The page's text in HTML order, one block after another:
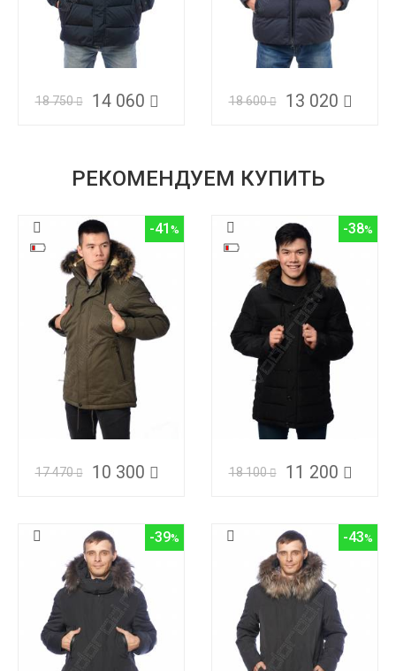
18 750 14 060 18 600 13 020
РЕКОМЕНДУЕМ КУПИТЬ
-41
17 470 10 300
-38
18 100 11 200
-39 -43